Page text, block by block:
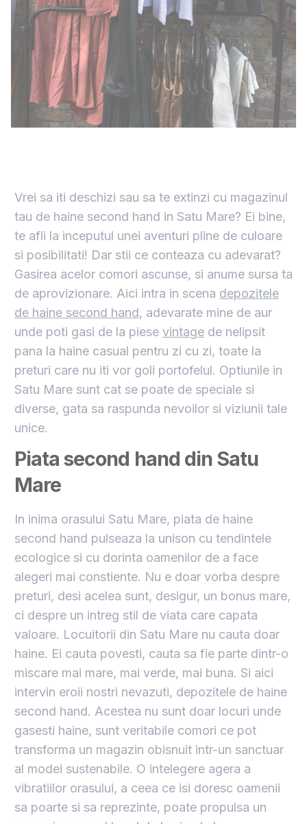
Vrei sa iti deschizi sau sa te extinzi cu magazinul
tau de haine second hand in Satu Mare? Ei bine,
te afli la inceputul unei aventuri pline de culoare
si posibilitati! Dar stii ce conteaza cu adevarat?
Gasirea acelor comori ascunse, si anume sursa ta
de aprovizionare. Aici intra in scena depozitele
de haine second hand, adevarate mine de aur
unde poti gasi de la piese vintage de nelipsit
pana la haine casual pentru zi cu zi, toate la
preturi care nu iti vor goli portofelul. Optiunile in
Satu Mare sunt cat se poate de speciale si
diverse, gata sa raspunda nevoilor si viziunii tale
unice.
Piata second hand din Satu
Mare
In inima orasului Satu Mare, piata de haine
second hand pulseaza la unison cu tendintele
ecologice si cu dorinta oamenilor de a face
alegeri mai constiente. Nu e doar vorba despre
preturi, desi acelea sunt, desigur, un bonus mare,
ci despre un intreg stil de viata care capata
valoare. Locuitorii din Satu Mare nu cauta doar
haine. Ei cauta povesti, cauta sa fie parte dintr-o
miscare mai mare, mai verde, mai buna. Si aici
intervin eroii nostri nevazuti, depozitele de haine
second hand. Acestea nu sunt doar locuri unde
gasesti haine, sunt veritabile comori ce pot
transforma un magazin obisnuit intr-un sanctuar
al modei sustenabile. O intelegere agera a
vibratiilor orasului, a ceea ce isi doresc oamenii
sa poarte si sa reprezinte, poate propulsa un